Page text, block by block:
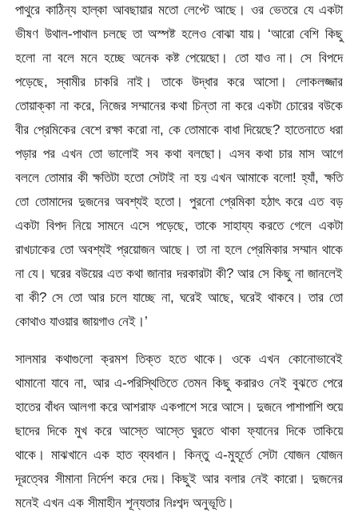
পাথুরে কাঠিন্য হাল্কা আবছায়ার মতো লেপ্টে আছে। ওর ভেতরে যে একটা
ভীষণ উথাল-পাথাল চলছে তা অস্পষ্ট হলেও বোঝা যায়। ‘আরো বেশি কিছু
হলো না বলে মনে হচ্ছে অনেক কষ্ট পেয়েছো। তো যাও না। সে বিপদে
পড়েছে, স্বামীর চাকরি নাই। তাকে উদ্ধার করে আসো। লোকলজ্জার
তোয়াক্কা না করে, নিজের সম্মানের কথা চিন্তা না করে একটা চোরের বউকে
বীর প্রেমিকের বেশে রক্ষা করো না, কে তোমাকে বাধা দিয়েছে? হাতেনাতে ধরা
পড়ার পর এখন তো ভালোই সব কথা বলছো। এসব কথা চার মাস আগে
বললে তোমার কী ক্ষতিটা হতো সেটাই না হয় এখন আমাকে বলো! হ্যাঁ, ক্ষতি
তো তোমাদের দুজনের অবশ্যই হতো। পুরনো প্রেমিকা হঠাৎ করে এত বড়
একটা বিপদ নিয়ে সামনে এসে পড়েছে, তাকে সাহায্য করতে গেলে একটা
রাখঢাকের তো অবশ্যই প্রয়োজন আছে। তা না হলে প্রেমিকার সম্মান থাকে
না যে। ঘরের বউয়ের এত কথা জানার দরকারটা কী? আর সে কিছু না জানলেই
বা কী? সে তো আর চলে যাচ্ছে না, ঘরেই আছে, ঘরেই থাকবে। তার তো
কোথাও যাওয়ার জায়গাও নেই।’
সালমার কথাগুলো ক্রমশ তিক্ত হতে থাকে। ওকে এখন কোনোভাবেই
থামানো যাবে না, আর এ-পরিস্থিতিতে তেমন কিছু করারও নেই বুঝতে পেরে
হাতের বাঁধন আলগা করে আশরাফ একপাশে সরে আসে। দুজনে পাশাপাশি শুয়ে
ছাদের দিকে মুখ করে আস্তে আস্তে ঘুরতে থাকা ফ্যানের দিকে তাকিয়ে
থাকে। মাঝখানে এক হাত ব্যবধান। কিন্তু এ-মুহূর্তে সেটা যোজন যোজন
দূরত্বের সীমানা নির্দেশ করে দেয়। কিছুই আর বলার নেই কারো। দুজনের
মনেই এখন এক সীমাহীন শূন্যতার নিঃশব্দ অনুভূতি।